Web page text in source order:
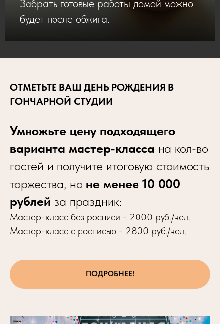
Забрать готовые работы домой можно
будет после обжига.
ОТМЕТЬТЕ ВАШ ДЕНЬ РОЖДЕНИЯ В
ГОНЧАРНОЙ СТУДИИ
Умножьте цену подходящего
варианта мастер-класса на кол-во
гостей и получите итоговую стоимость
торжества, но не менее 10 000
рублей за праздник:
Мастер-класс без росписи - 2000 руб./чел.
Мастер-класс с росписью - 2800 руб./чел.
ПОДРОБНЕЕ!